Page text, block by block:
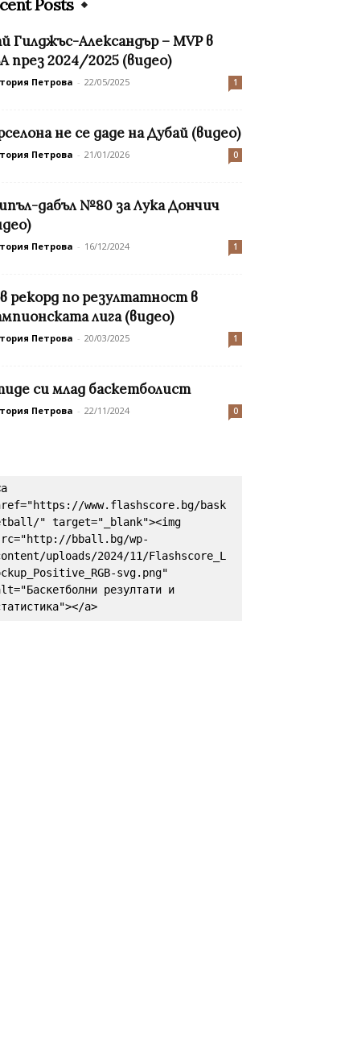
Posts
Гилджъс-Александър – MVP в
през 2024/2025 (видео)
Петрова - 22/05/2025 1
не се даде на Дубай (видео)
Петрова - 21/01/2026 0
дабъл №80 за Лука Дончич
Петрова - 16/12/2024 1
рекорд по резултатност в
лига (видео)
Петрова - 20/03/2025 1
си млад баскетболист
Петрова - 22/11/2024 0
www.flashscore.bg/bask
" target="_blank"><img
bball.bg/wp-
uploads/2024/11/Flashscore_L
svg.png"
резултати и
a>